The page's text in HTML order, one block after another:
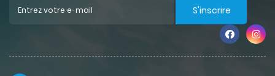
S'inscrire